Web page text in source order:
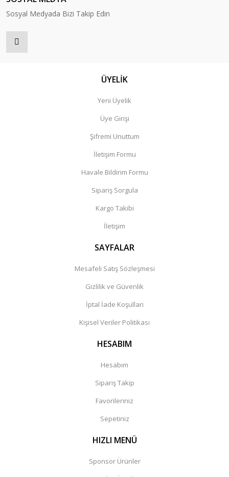
Sosyal Medyada Bizi Takip Edin
ÜYELİK
Yeni Üyelik
Üye Girişi
Şifremi Unuttum
İletişim Formu
Havale Bildirim Formu
Sipariş Sorgula
Kargo Takibi
İletişim
SAYFALAR
Mesafeli Satış Sözleşmesi
Gizlilik ve Güvenlik
İptal İade Koşullari
Kişisel Veriler Politikası
HESABIM
Hesabım
Sipariş Takip
Favorileriniz
Sepetiniz
HIZLI MENÜ
Sponsor Ürünler